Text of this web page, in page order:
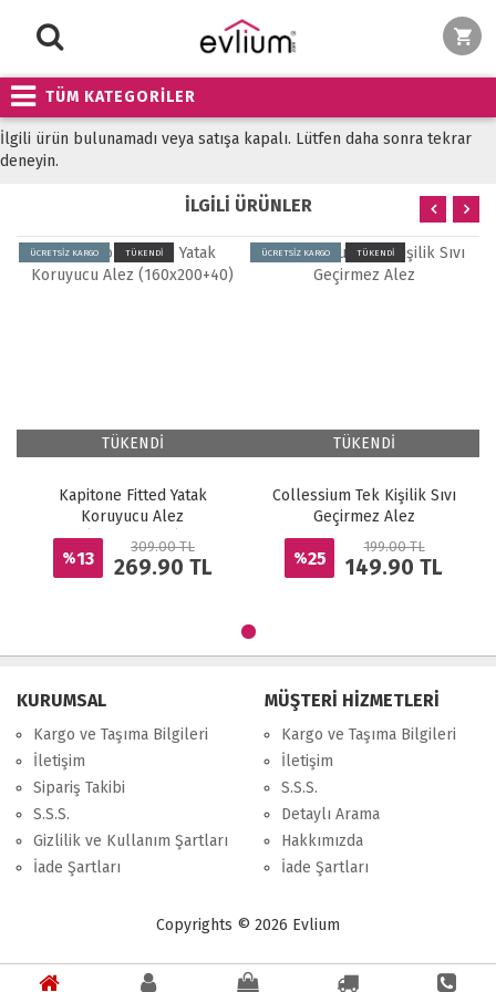
TÜM KATEGORİLER
İlgili ürün bulunamadı veya satışa kapalı. Lütfen daha sonra tekrar
deneyin.
İLGİLİ ÜRÜNLER
ÜCRETSİZ KARGO TÜKENDİ
TÜKENDİ
Kapitone Fitted Yatak
Koruyucu Alez
(160x200+40)
%13
309.00 TL
269.90 TL
ÜCRETSİZ KARGO TÜKENDİ
TÜKENDİ
Collessium Tek Kişilik Sıvı
Geçirmez Alez
%25
199.00 TL
149.90 TL
KURUMSAL
Kargo ve Taşıma Bilgileri
İletişim
Sipariş Takibi
S.S.S.
Gizlilik ve Kullanım Şartları
İade Şartları
MÜŞTERİ HİZMETLERİ
Kargo ve Taşıma Bilgileri
İletişim
S.S.S.
Detaylı Arama
Hakkımızda
İade Şartları
Copyrights © 2026 Evlium